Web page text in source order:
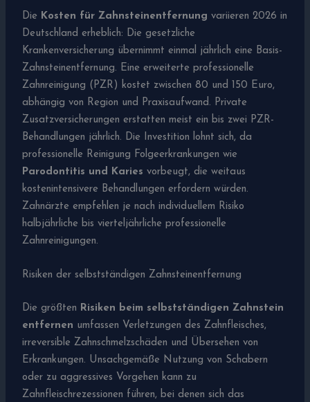
Die Kosten für Zahnsteinentfernung variieren 2026 in
Deutschland erheblich: Die gesetzliche
Krankenversicherung übernimmt einmal jährlich eine Basis-
Zahnsteinentfernung. Eine erweiterte professionelle
Zahnreinigung (PZR) kostet zwischen 80 und 150 Euro,
abhängig von Region und Praxisaufwand. Private
Zusatzversicherungen erstatten meist ein bis zwei PZR-
Behandlungen jährlich. Die Investition lohnt sich, da
professionelle Reinigung Folgeerkrankungen wie
Parodontitis und Karies vorbeugt, die weitaus
kostenintensivere Behandlungen erfordern würden.
Zahnärzte empfehlen je nach individuellem Risiko
halbjährliche bis vierteljährliche professionelle
Zahnreinigungen.
Risiken der selbstständigen Zahnsteinentfernung
Die größten Risiken beim selbstständigen Zahnstein
entfernen umfassen Verletzungen des Zahnfleisches,
irreversible Zahnschmelzschäden und Übersehen von
Erkrankungen. Unsachgemäße Nutzung von Schabern
oder zu aggressives Vorgehen kann zu
Zahnfleischrezessionen führen, bei denen sich das